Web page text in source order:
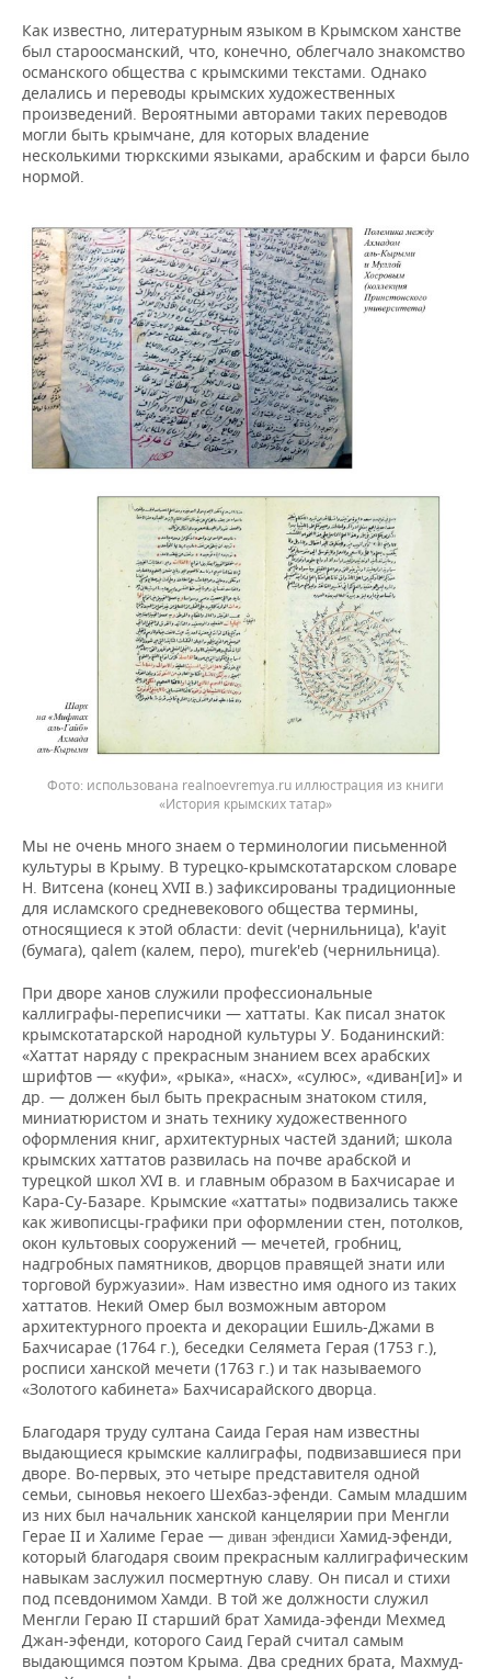
Как известно, литературным языком в Крымском ханстве
был староосманский, что, конечно, облегчало знакомство
османского общества с крымскими текстами. Однако
делались и переводы крымских художественных
произведений. Вероятными авторами таких переводов
могли быть крымчане, для которых владение
несколькими тюркскими языками, арабским и фарси было
нормой.
использована realnoevremya.ru иллюстрация из книги
«История крымских татар»
Мы не очень много знаем о терминологии письменной
культуры в Крыму. В турецко-крымскотатарском словаре
Н. Витсена (конец XVII в.) зафиксированы традиционные
для исламского средневекового общества термины,
относящиеся к этой области: devit (чернильница), k'ayit
(бумага), qalem (калем, перо), murek'eb (чернильница).
При дворе ханов служили профессиональные
каллиграфы-переписчики — хаттаты. Как писал знаток
крымскотатарской народной культуры У. Боданинский:
«Хаттат наряду с прекрасным знанием всех арабских
шрифтов — «куфи», «рыка», «насх», «сулюс», «диван[и]» и
др. — должен был быть прекрасным знатоком стиля,
миниатюристом и знать технику художественного
оформления книг, архитектурных частей зданий; школа
крымских хаттатов развилась на почве арабской и
турецкой школ XVI в. и главным образом в Бахчисарае и
Кара-Су-Базаре. Крымские «хаттаты» подвизались также
как живописцы-графики при оформлении стен, потолков,
окон культовых сооружений — мечетей, гробниц,
надгробных памятников, дворцов правящей знати или
торговой буржуазии». Нам известно имя одного из таких
хаттатов. Некий Омер был возможным автором
архитектурного проекта и декорации Ешиль-Джами в
Бахчисарае (1764 г.), беседки Селямета Герая (1753 г.),
росписи ханской мечети (1763 г.) и так называемого
«Золотого кабинета» Бахчисарайского дворца.
Благодаря труду султана Саида Герая нам известны
выдающиеся крымские каллиграфы, подвизавшиеся при
дворе. Во-первых, это четыре представителя одной
семьи, сыновья некоего Шехбаз-эфенди. Самым младшим
из них был начальник ханской канцелярии при Менгли
Герае II и Халиме Герае — диван эфендиси Хамид-эфенди,
который благодаря своим прекрасным каллиграфическим
навыкам заслужил посмертную славу. Он писал и стихи
под псевдонимом Хамди. В той же должности служил
Менгли Гераю II старший брат Хамида-эфенди Мехмед
Джан-эфенди, которого Саид Герай считал самым
выдающимся поэтом Крыма. Два средних брата, Махмуд-